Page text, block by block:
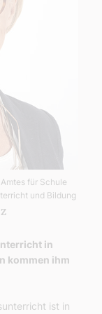
für Schule
und Bildung
in
kommen ihm
ist in